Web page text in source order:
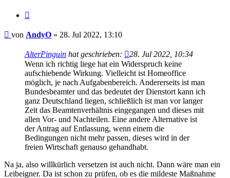
Beitrag
von AndyO » 28. Jul 2022, 13:10
AlterPinguin hat geschrieben:
28. Jul 2022, 10:34
Wenn ich richtig liege hat ein Widerspruch keine
aufschiebende Wirkung. Vielleicht ist Homeoffice
möglich, je nach Aufgabenbereich. Andererseits ist man
Bundesbeamter und das bedeutet der Dienstort kann ich
ganz Deutschland liegen, schließlich ist man vor langer
Zeit das Beamtenverhältnis eingegangen und dieses mit
allen Vor- und Nachteilen. Eine andere Alternative ist
der Antrag auf Entlassung, wenn einem die
Bedingungen nicht mehr passen, dieses wird in der
freien Wirtschaft genauso gehandhabt.
Na ja, also willkürlich versetzen ist auch nicht. Dann wäre man ein
Leibeigner. Da ist schon zu prüfen, ob es die mildeste Maßnahme